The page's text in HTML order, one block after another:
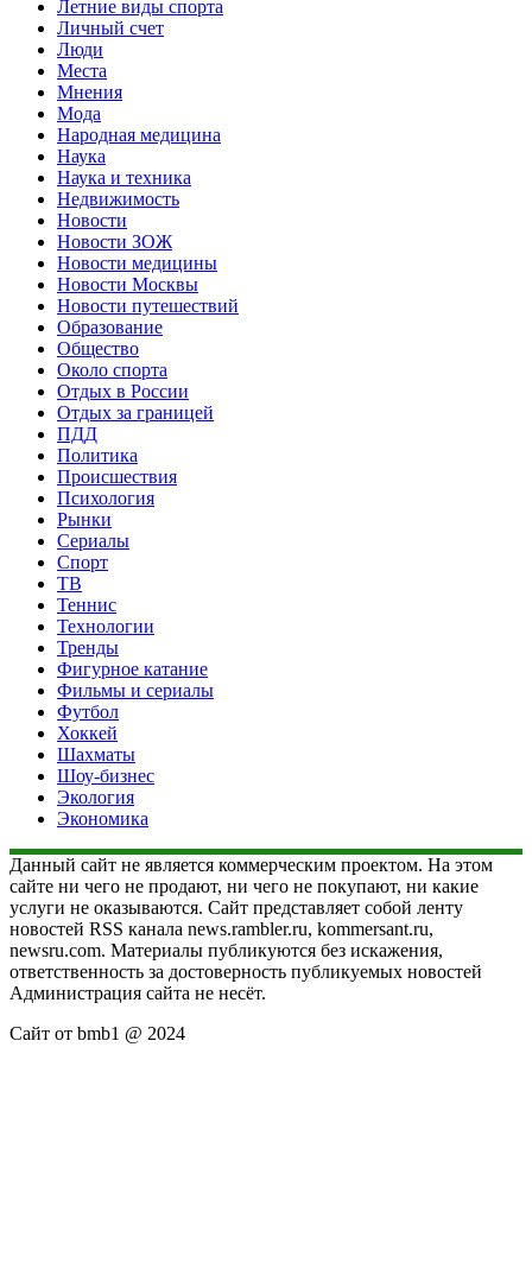
Летние виды спорта
Личный счет
Люди
Места
Мнения
Мода
Народная медицина
Наука
Наука и техника
Недвижимость
Новости
Новости ЗОЖ
Новости медицины
Новости Москвы
Новости путешествий
Образование
Общество
Около спорта
Отдых в России
Отдых за границей
ПДД
Политика
Происшествия
Психология
Рынки
Сериалы
Спорт
ТВ
Теннис
Технологии
Тренды
Фигурное катание
Фильмы и сериалы
Футбол
Хоккей
Шахматы
Шоу-бизнес
Экология
Экономика
Данный сайт не является коммерческим проектом. На этом
сайте ни чего не продают, ни чего не покупают, ни какие
услуги не оказываются. Сайт представляет собой ленту
новостей RSS канала news.rambler.ru, kommersant.ru,
newsru.com. Материалы публикуются без искажения,
ответственность за достоверность публикуемых новостей
Администрация сайта не несёт.
Сайт от bmb1 @ 2024